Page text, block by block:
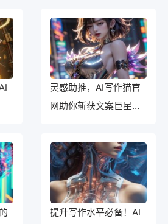
灵感助推，AI写作猫官
网助你斩获文案巨星之
提升写作水平必备！AI